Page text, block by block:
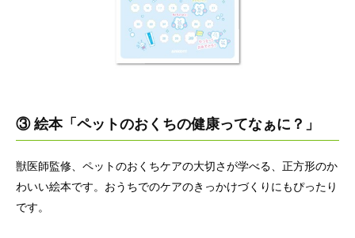
③ 絵本「ペットのおくちの健康ってなぁに？」
獣医師監修、ペットのおくちケアの大切さが学べる、正方形のか
わいい絵本です。おうちでのケアのきっかけづくりにもぴったり
です。